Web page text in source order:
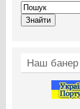
Наш банер